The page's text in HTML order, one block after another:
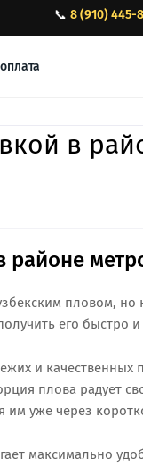
📞 8 (910) 445-
в
районе
пловом, но
его быстро
и качественных
плова радует
им уже через
максимально